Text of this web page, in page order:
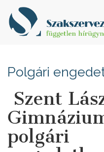
Polgári
Szent
polgári